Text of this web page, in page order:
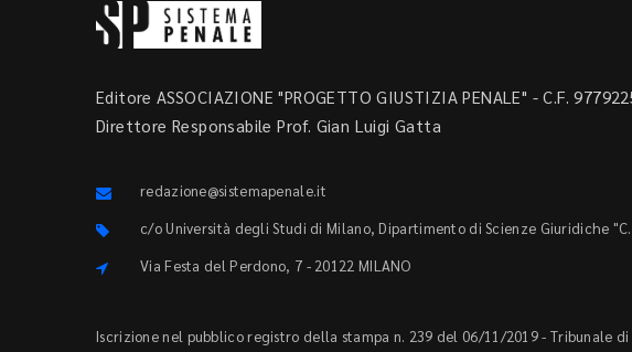
Editore ASSOCIAZIONE "PROGETTO GIUSTIZIA PENALE" - C.F.
Direttore Responsabile Prof. Gian Luigi Gatta
redazione@sistemapenale.it
c/o Università degli Studi di Milano, Dipartimento di Scienze Giuridiche
Via Festa del Perdono, 7 - 20122 MILANO
Iscrizione nel pubblico registro della stampa n. 239 del 06/11/2019 - Tribunale di